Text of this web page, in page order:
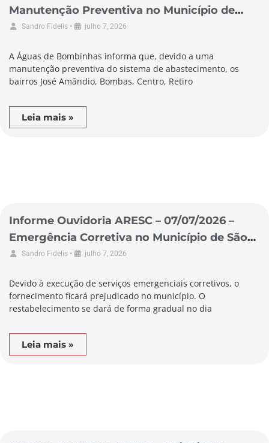
Manutenção Preventiva no Município de
Bombinhas
Sandro Fidelis • julho 7, 2026
A Águas de Bombinhas informa que, devido a uma
manutenção preventiva do sistema de abastecimento, os
bairros José Amândio, Bombas, Centro, Retiro
Leia mais »
Informe Ouvidoria ARESC – 07/07/2026 –
Emergência Corretiva no Município de São
Lourenço do Oeste
Sandro Fidelis • julho 7, 2026
Devido à execução de serviços emergenciais corretivos, o
fornecimento ficará prejudicado no município. O
restabelecimento se dará de forma gradual no dia
Leia mais »